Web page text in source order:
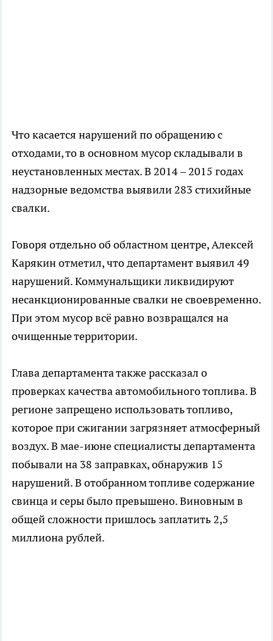
Что касается нарушений по обращению с
отходами, то в основном мусор складывали в
неустановленных местах. В 2014 – 2015 годах
надзорные ведомства выявили 283 стихийные
свалки.
Говоря отдельно об областном центре, Алексей
Карякин отметил, что департамент выявил 49
нарушений. Коммунальщики ликвидируют
несанкционированные свалки не своевременно.
При этом мусор всё равно возвращался на
очищенные территории.
Глава департамента также рассказал о
проверках качества автомобильного топлива. В
регионе запрещено использовать топливо,
которое при сжигании загрязняет атмосферный
воздух. В мае-июне специалисты департамента
побывали на 38 заправках, обнаружив 15
нарушений. В отобранном топливе содержание
свинца и серы было превышено. Виновным в
общей сложности пришлось заплатить 2,5
миллиона рублей.